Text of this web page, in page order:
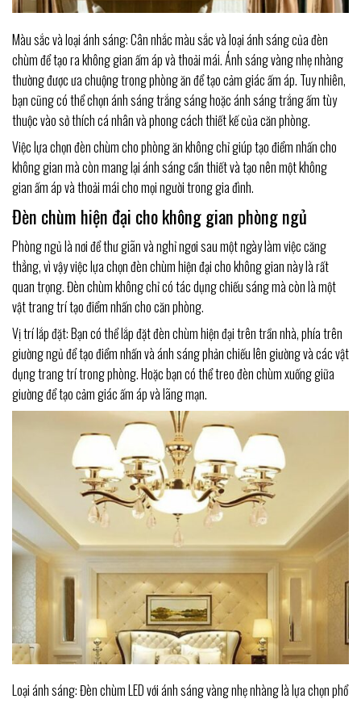
Màu sắc và loại ánh sáng: Cân nhắc màu sắc và loại ánh sáng của đèn
chùm để tạo ra không gian ấm áp và thoải mái. Ánh sáng vàng nhẹ nhàng
thường được ưa chuộng trong phòng ăn để tạo cảm giác ấm áp. Tuy nhiên,
bạn cũng có thể chọn ánh sáng trắng sáng hoặc ánh sáng trắng ấm tùy
thuộc vào sở thích cá nhân và phong cách thiết kế của căn phòng.
Việc lựa chọn đèn chùm cho phòng ăn không chỉ giúp tạo điểm nhấn cho
không gian mà còn mang lại ánh sáng cần thiết và tạo nên một không
gian ấm áp và thoải mái cho mọi người trong gia đình.
Đèn chùm hiện đại cho không gian phòng ngủ
Phòng ngủ là nơi để thư giãn và nghỉ ngơi sau một ngày làm việc căng
thẳng, vì vậy việc lựa chọn đèn chùm hiện đại cho không gian này là rất
quan trọng. Đèn chùm không chỉ có tác dụng chiếu sáng mà còn là một
vật trang trí tạo điểm nhấn cho căn phòng.
Vị trí lắp đặt: Bạn có thể lắp đặt đèn chùm hiện đại trên trần nhà, phía trên
giường ngủ để tạo điểm nhấn và ánh sáng phản chiếu lên giường và các vật
dụng trang trí trong phòng. Hoặc bạn có thể treo đèn chùm xuống giữa
giường để tạo cảm giác ấm áp và lãng mạn.
Loại ánh sáng: Đèn chùm LED với ánh sáng vàng nhẹ nhàng là lựa chọn phổ